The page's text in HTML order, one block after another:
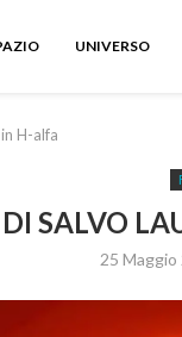
UNIVERSO
H-alfa
SALVO
25 Maggio